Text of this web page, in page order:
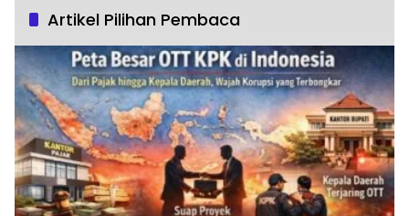
Artikel Pilihan Pembaca